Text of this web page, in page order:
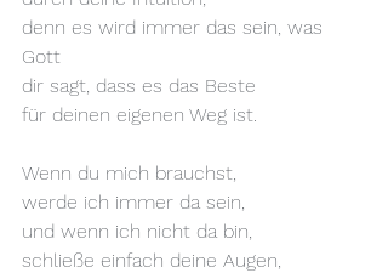
denn es wird immer das sein, was
Gott
dir sagt, dass es das Beste
für deinen eigenen Weg ist.
Wenn du mich brauchst,
werde ich immer da sein,
und wenn ich nicht da bin,
schließe einfach deine Augen,